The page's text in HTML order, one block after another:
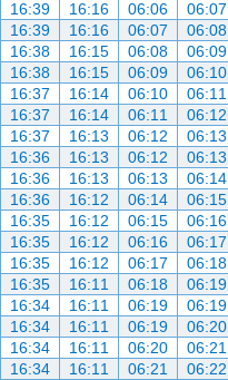
06:07
06:06
16:16
16:39
06:08
06:07
16:16
16:39
06:09
06:08
16:15
16:38
06:10
06:09
16:15
16:38
06:11
06:10
16:14
16:37
06:12
06:11
16:14
16:37
06:13
06:12
16:13
16:37
06:13
06:12
16:13
16:36
06:14
06:13
16:13
16:36
06:15
06:14
16:12
16:36
06:16
06:15
16:12
16:35
06:17
06:16
16:12
16:35
06:18
06:17
16:12
16:35
06:19
06:18
16:11
16:35
06:19
06:19
16:11
16:34
06:20
06:19
16:11
16:34
06:21
06:20
16:11
16:34
06:22
06:21
16:11
16:34